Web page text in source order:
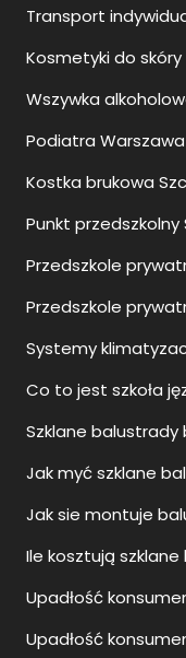
Transport
Kosmetyki do
Wszywka
Podiatra Warszawa
Kostka brukowa
Punkt przedszkolny
Przedszkole
Przedszkole
Systemy
Co to jest szkoła
Szklane balustrady
Jak myć szklane
Jak sie montuje
Ile kosztują
Upadłość
Upadłość